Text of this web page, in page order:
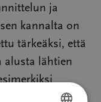
ja
kannalta on
tärkeäksi, että
alusta lähtien